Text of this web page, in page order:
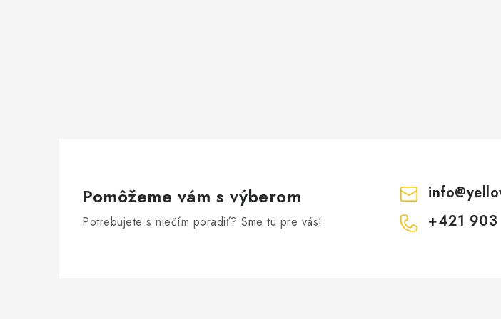
Pomôžeme vám s výberom
Potrebujete s niečím poradiť? Sme tu pre vás!
info@
+421